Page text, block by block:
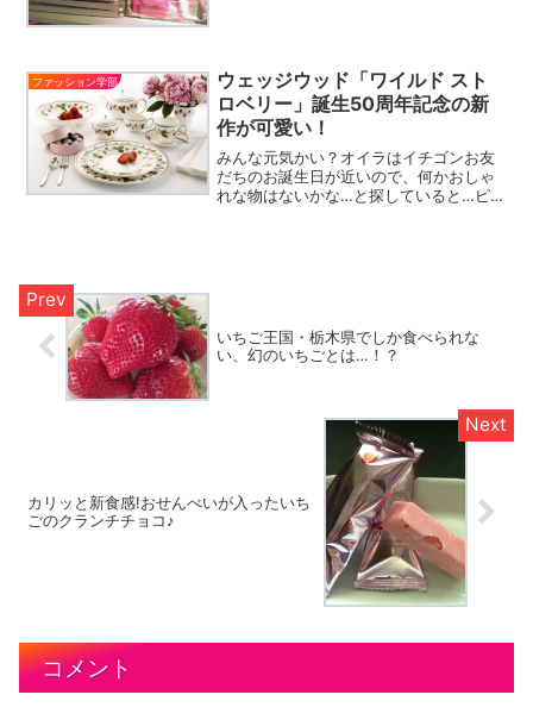
ファッション学部
ウェッジウッド「ワイルド スト
ロベリー」誕生50周年記念の新
作が可愛い！
みんな元気かい？オイラはイチゴンお友
だちのお誕生日が近いので、何かおしゃ
れな物はないかな…と探していると…ピッ
いちご王国・栃木県でしか食べられな
い、幻のいちごとは…！？
カリッと新食感!おせんべいが入ったいち
ごのクランチチョコ♪
コメント